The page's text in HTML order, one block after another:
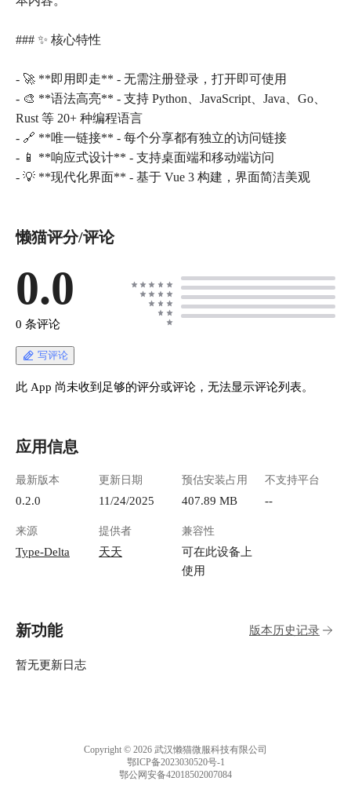
### ✨ 核心特性
- 🚀 **即用即走** - 无需注册登录，打开即可使用
- 🎨 **语法高亮** - 支持 Python、JavaScript、Java、Go、
Rust 等 20+ 种编程语言
- 🔗 **唯一链接** - 每个分享都有独立的访问链接
- 📱 **响应式设计** - 支持桌面端和移动端访问
懒猫评分/评论
0.0
0 条评论
写评论
此 App 尚未收到足够的评分或评论，无法显示评论列表。
应用信息
最新版本
0.2.0
更新日期
11/24/2025
预估安装占用
407.89 MB
不支持平台
--
来源
Type-Delta
提供者
天天
兼容性
可在此设备上
使用
新功能 版本历史记录
暂无更新日志
Copyright © 2026 武汉懒猫微服科技有限公司
鄂ICP备2023030520号-1
鄂公网安备42018502007084